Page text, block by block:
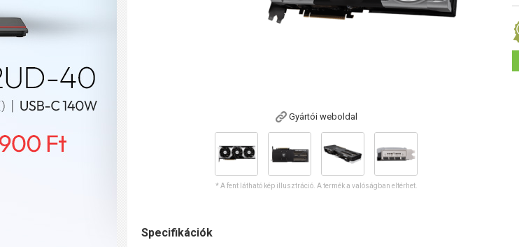
Gyártói weboldal
* A fent látható kép illusztráció. A termék a valóságban eltérhet.
Specifikációk